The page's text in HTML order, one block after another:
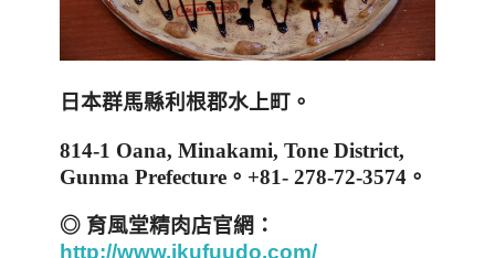
日本群馬縣利根郡水上町。
814-1 Oana, Minakami, Tone District,
Gunma Prefecture 。 +81- 278-72-3574 。
◎ 育風堂精肉店官網：
http://www.ikufuudo.com/